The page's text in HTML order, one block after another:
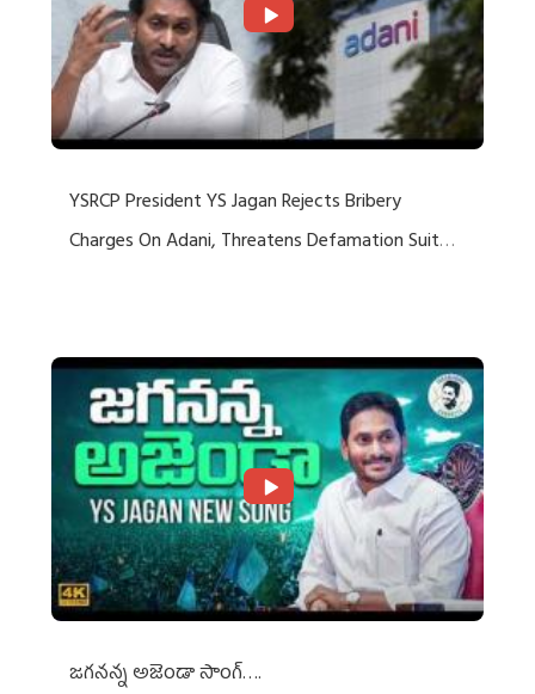
YSRCP President YS Jagan Rejects Bribery
Charges On Adani, Threatens Defamation Suit
జగనన్న అజెండా సాంగ్….